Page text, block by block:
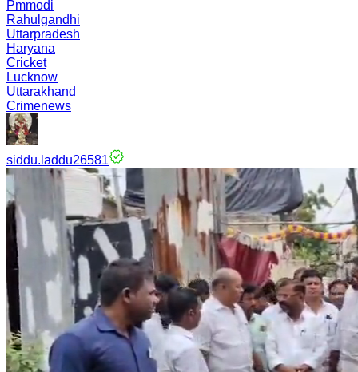
Pmmodi
Rahulgandhi
Uttarpradesh
Haryana
Cricket
Lucknow
Uttarakhand
Crimenews
siddu.laddu26581